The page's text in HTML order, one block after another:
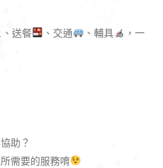
、送餐 、交通 、輔具
，一
助？
需要的服務唷